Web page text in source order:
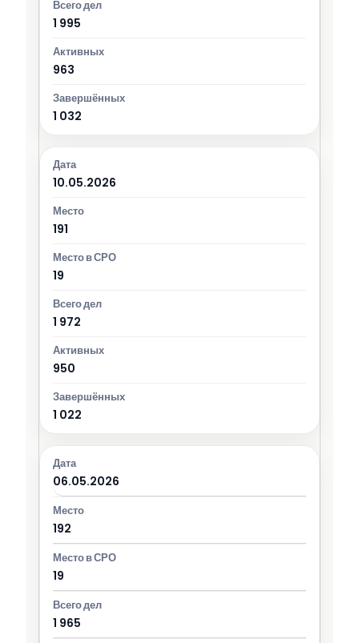
1 995
963
1 032
10.05.2026
191
19
1 972
950
1 022
06.05.2026
192
19
1 965